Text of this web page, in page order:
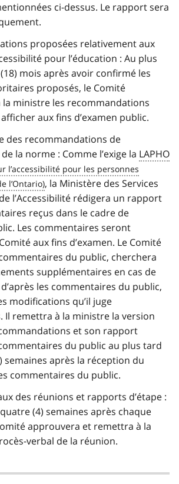
ci-dessus. Le rapport sera
proposées relativement aux
pour l’éducation : Au plus
mois après avoir confirmé les
proposés, le Comité
la ministre les recommandations
aux fins d’examen public.
des recommandations de
la norme : Comme l’exige la LAPHO
, la Ministère des Services
l’Accessibilité rédigera un rapport
reçus dans le cadre de
Les commentaires seront
aux fins d’examen. Le Comité
du public, cherchera
supplémentaires en cas de
les commentaires du public,
modifications qu’il juge
Il remettra à la ministre la version
et son rapport
du public au plus tard
semaines après la réception du
commentaires du public.
des réunions et rapports d’étape :
(4) semaines après chaque
approuvera et remettra à la
verbal de la réunion.